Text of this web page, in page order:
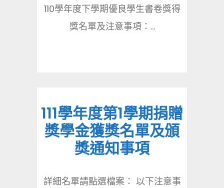
110學年度下學期優良學生書卷獎得
獎名單及注意事項：...
111學年度第1學期捐贈
獎學金獲獎名單及頒
獎通知事項
詳細名單請點選檔案： 以下注意事